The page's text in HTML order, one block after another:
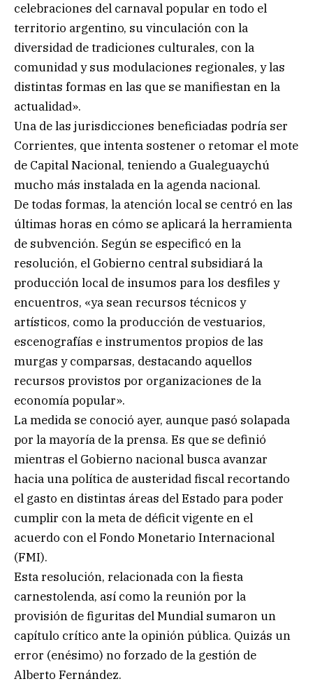
celebraciones del carnaval popular en todo el
territorio argentino, su vinculación con la
diversidad de tradiciones culturales, con la
comunidad y sus modulaciones regionales, y las
distintas formas en las que se manifiestan en la
actualidad».
Una de las jurisdicciones beneficiadas podría ser
Corrientes, que intenta sostener o retomar el mote
de Capital Nacional, teniendo a Gualeguaychú
mucho más instalada en la agenda nacional.
De todas formas, la atención local se centró en las
últimas horas en cómo se aplicará la herramienta
de subvención. Según se especificó en la
resolución, el Gobierno central subsidiará la
producción local de insumos para los desfiles y
encuentros, «ya sean recursos técnicos y
artísticos, como la producción de vestuarios,
escenografías e instrumentos propios de las
murgas y comparsas, destacando aquellos
recursos provistos por organizaciones de la
economía popular».
La medida se conoció ayer, aunque pasó solapada
por la mayoría de la prensa. Es que se definió
mientras el Gobierno nacional busca avanzar
hacia una política de austeridad fiscal recortando
el gasto en distintas áreas del Estado para poder
cumplir con la meta de déficit vigente en el
acuerdo con el Fondo Monetario Internacional
(FMI).
Esta resolución, relacionada con la fiesta
carnestolenda, así como la reunión por la
provisión de figuritas del Mundial sumaron un
capítulo crítico ante la opinión pública. Quizás un
error (enésimo) no forzado de la gestión de
Alberto Fernández.